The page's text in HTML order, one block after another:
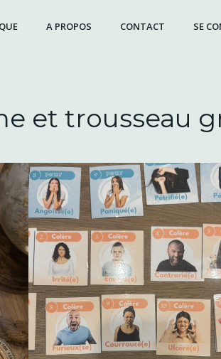
A PROPOS CONTACT SE
et trousseau